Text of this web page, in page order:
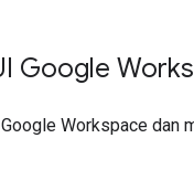
Google
Workspace